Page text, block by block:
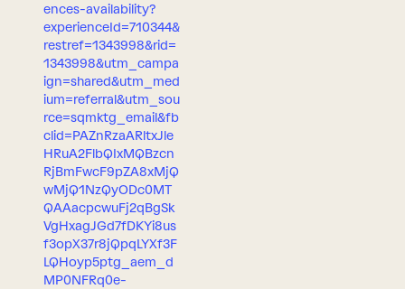
ences-availability?
experienceId=710344&
restref=1343998&rid=
1343998&utm_campa
ign=shared&utm_med
ium=referral&utm_sou
rce=sqmktg_email&fb
clid=PAZnRzaARltxJle
HRuA2FlbQIxMQBzcn
RjBmFwcF9pZA8xMjQ
wMjQ1NzQyODc0MT
QAAacpcwuFj2qBgSk
VgHxagJGd7fDKYi8us
f3opX37r8jQpqLYXf3F
LQHoyp5ptg_aem_d
MP0NFRq0e-